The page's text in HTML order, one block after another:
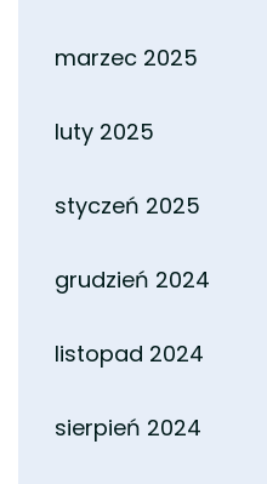
marzec 2025
luty 2025
styczeń 2025
grudzień 2024
listopad 2024
sierpień 2024